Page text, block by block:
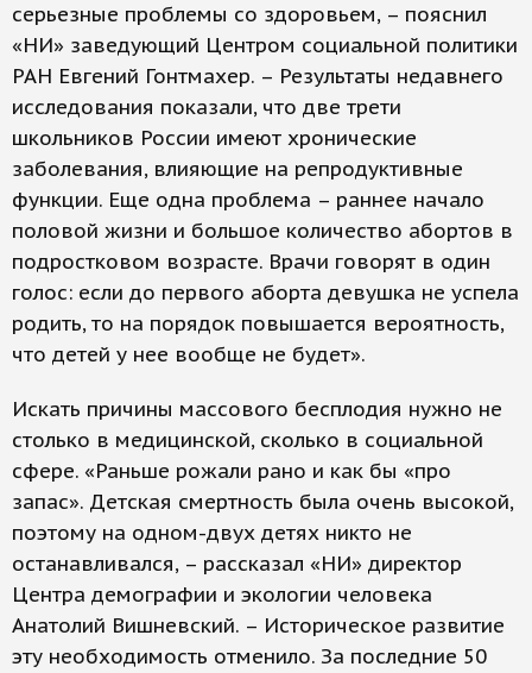
серьезные проблемы со здоровьем, – пояснил
«НИ» заведующий Центром социальной политики
РАН Евгений Гонтмахер. – Результаты недавнего
исследования показали, что две трети
школьников России имеют хронические
заболевания, влияющие на репродуктивные
функции. Еще одна проблема – раннее начало
половой жизни и большое количество абортов в
подростковом возрасте. Врачи говорят в один
голос: если до первого аборта девушка не успела
родить, то на порядок повышается вероятность,
что детей у нее вообще не будет».
Искать причины массового бесплодия нужно не
столько в медицинской, сколько в социальной
сфере. «Раньше рожали рано и как бы «про
запас». Детская смертность была очень высокой,
поэтому на одном-двух детях никто не
останавливался, – рассказал «НИ» директор
Центра демографии и экологии человека
Анатолий Вишневский. – Историческое развитие
эту необходимость отменило. За последние 50